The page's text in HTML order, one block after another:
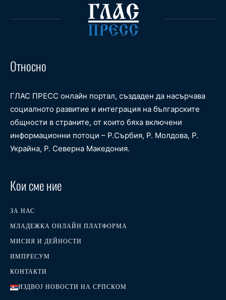
Относно
ГЛАС ПРЕСС онлайн портал, създаден да насърчава
социалното развитие и интеграция на българските
общности в страните, от които бяха включени
информационни потоци – Р.Сърбия, Р. Молдова, Р.
Украйна, Р. Северна Македония.
Кои сме ние
ЗА НАС
МЛАДЕЖКА ОНЛАЙН ПЛАТФОРМА
МИСИЯ И ДЕЙНОСТИ
ИМПРЕСУМ
КОНТАКТИ
ИЗДВОЈ НОВОСТИ НА СРПСКОМ